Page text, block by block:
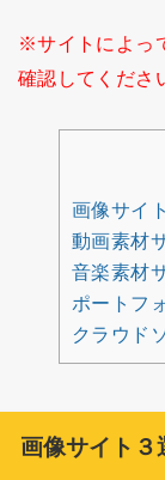
※サイトによっ
確認してくださ
画像サイ
動画素材
音楽素材
ポートフ
クラウド
画像サイト３